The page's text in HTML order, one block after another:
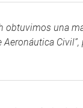
obtuvimos una